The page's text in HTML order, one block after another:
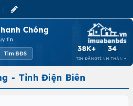
Chóng
tín
Tìm BĐS
38K+
TIN ĐĂNG
34
TỈNH THÀNH
- Tỉnh Điện Biên